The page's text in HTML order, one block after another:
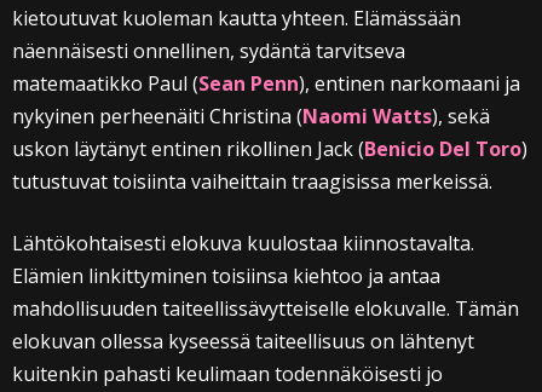
kietoutuvat kuoleman kautta yhteen. Elämässään
näennäisesti onnellinen, sydäntä tarvitseva
matemaatikko Paul (Sean Penn), entinen narkomaani ja
nykyinen perheenäiti Christina (Naomi Watts), sekä
uskon läytänyt entinen rikollinen Jack (Benicio Del Toro)
tutustuvat toisiinta vaiheittain traagisissa merkeissä.
Lähtökohtaisesti elokuva kuulostaa kiinnostavalta.
Elämien linkittyminen toisiinsa kiehtoo ja antaa
mahdollisuuden taiteellissävytteiselle elokuvalle. Tämän
elokuvan ollessa kyseessä taiteellisuus on lähtenyt
kuitenkin pahasti keulimaan todennäköisesti jo